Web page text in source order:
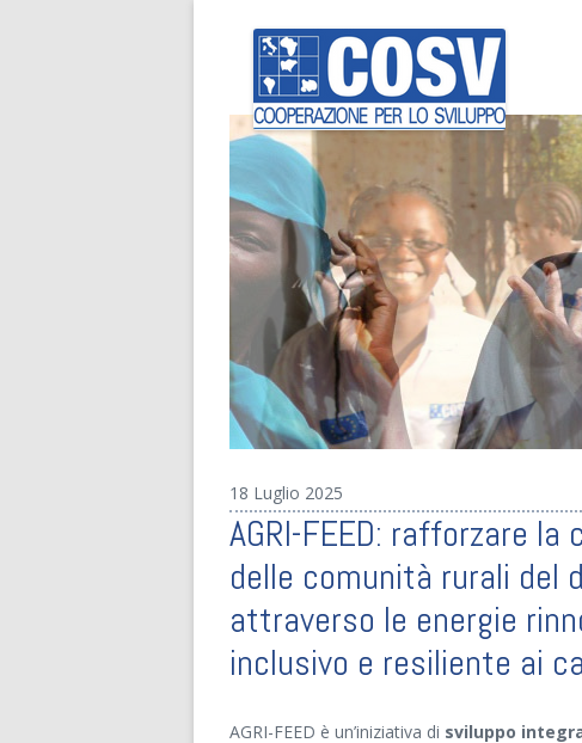
18 Luglio 2025
AGRI-FEED: rafforzare
delle comunità rurali del
attraverso le energie
inclusivo e resiliente ai
AGRI-FEED è un’iniziativa di sviluppo